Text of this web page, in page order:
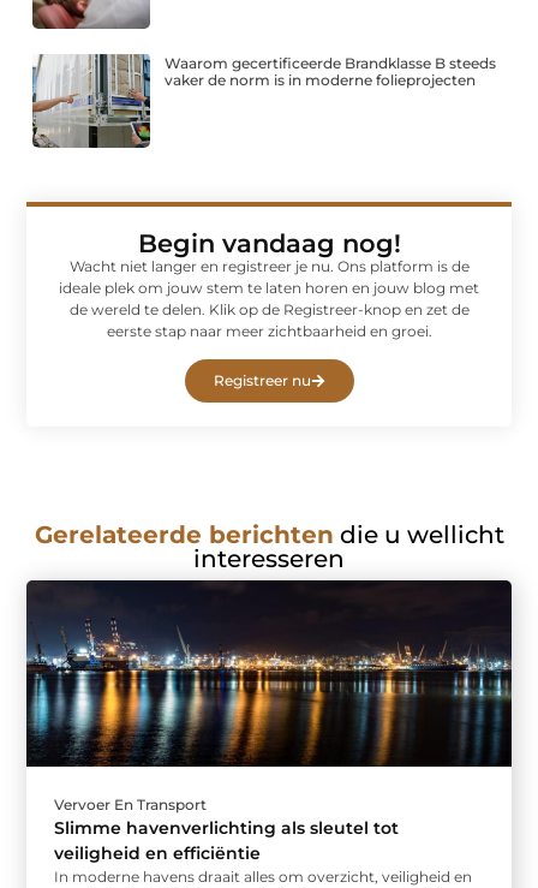
Waarom gecertificeerde Brandklasse B steeds
vaker de norm is in moderne folieprojecten
Begin vandaag nog!
Wacht niet langer en registreer je nu. Ons platform is de
ideale plek om jouw stem te laten horen en jouw blog met
de wereld te delen. Klik op de Registreer-knop en zet de
eerste stap naar meer zichtbaarheid en groei.
Registreer nu
Gerelateerde berichten die u wellicht
interesseren
Vervoer En Transport
Slimme havenverlichting als sleutel tot
veiligheid en efficiëntie
In moderne havens draait alles om overzicht, veiligheid en